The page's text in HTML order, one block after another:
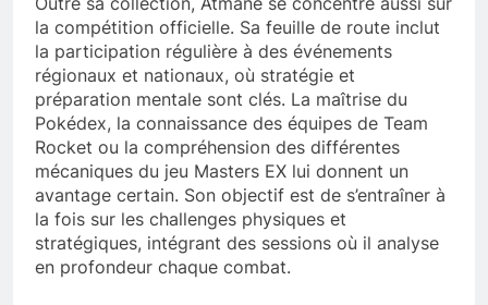
la compétition officielle. Sa feuille de route inclut
la participation régulière à des événements
régionaux et nationaux, où stratégie et
préparation mentale sont clés. La maîtrise du
Pokédex, la connaissance des équipes de Team
Rocket ou la compréhension des différentes
mécaniques du jeu Masters EX lui donnent un
avantage certain. Son objectif est de s’entraîner à
la fois sur les challenges physiques et
stratégiques, intégrant des sessions où il analyse
en profondeur chaque combat.